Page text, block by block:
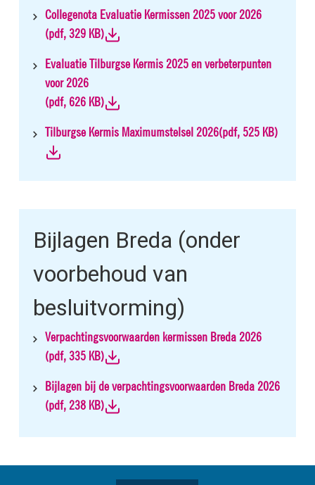
Collegenota Evaluatie Kermissen 2025 voor 2026
(pdf, 329 KB)
Evaluatie Tilburgse Kermis 2025 en verbeterpunten
voor 2026
(pdf, 626 KB)
Tilburgse Kermis Maximumstelsel 2026(pdf, 525 KB)
Bijlagen Breda (onder
voorbehoud van
besluitvorming)
Verpachtingsvoorwaarden kermissen Breda 2026
(pdf, 335 KB)
Bijlagen bij de verpachtingsvoorwaarden Breda 2026
(pdf, 238 KB)